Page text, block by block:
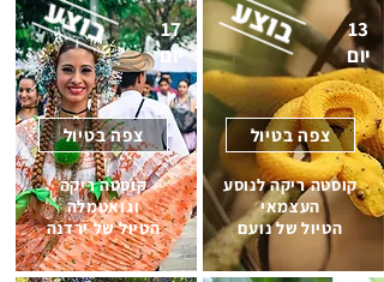
13
יום
צפה בטיול
קוסטה ריקה לנוסע
העצמאי
הטיול של נועם
17
יום
צפה בטיול
קוסטה ריקה
וגואטמלה
הטיול של ירדנה